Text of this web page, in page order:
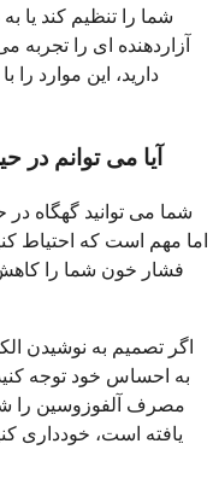
شما را تنظیم کند یا
آزاردهنده ای را تجربه
دارید، این موارد را
آیا می توانم
شما می توانید گهگاه
اما مهم است که احتیاط
فشار خون شما را
اگر تصمیم به نوشیدن
به احساس خود توجه
مصرف آلفوزوسین را
یافته است، خودداری